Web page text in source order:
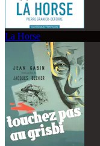
La Horse